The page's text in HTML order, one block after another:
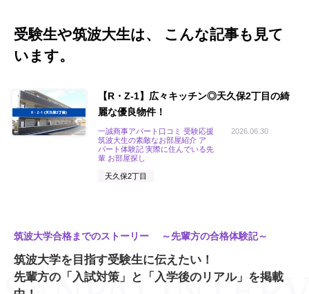
受験生や筑波大生は、 こんな記事も見て
います。
【R・Z-1】広々キッチン◎天久保2丁目の綺
麗な優良物件！
2026.06.30
一誠商事アパート口コミ 受験応援
筑波大生の素敵なお部屋紹介 ア
パート体験記 実際に住んでいる先
輩 お部屋探し
天久保2丁目
筑波大学合格までのストーリー ～先輩方の合格体験記～
筑波大学を目指す受験生に伝えたい！
先輩方の「入試対策」と「入学後のリアル」を掲載